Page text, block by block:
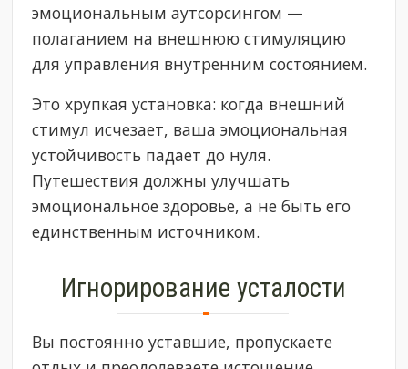
эмоциональным аутсорсингом —
полаганием на внешнюю стимуляцию
для управления внутренним состоянием.
Это хрупкая установка: когда внешний
стимул исчезает, ваша эмоциональная
устойчивость падает до нуля.
Путешествия должны улучшать
эмоциональное здоровье, а не быть его
единственным источником.
Игнорирование усталости
Вы постоянно уставшие, пропускаете